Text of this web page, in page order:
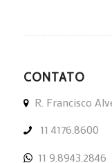
CONTATO
R. Francisco
11 4176.8600
11 9.8943.2846